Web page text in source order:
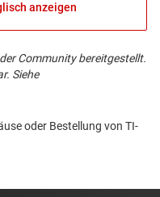
anzeigen
Community bereitgestellt.
Siehe
oder Bestellung von TI-